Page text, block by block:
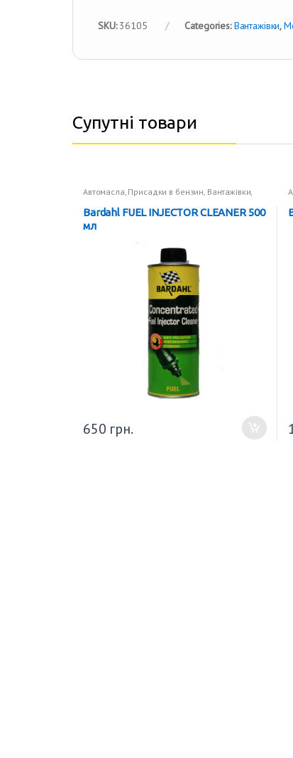
SKU:36105 Categories:Вантажівки,
Супутні товари
Автомасла, Присадки в бензин, Вантажівки,
Bardahl FUEL INJECTOR CLEANER 500
мл
650 грн.